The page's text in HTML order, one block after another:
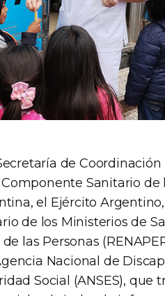
de
Sanitario de
el Ejército
de los Ministerios de
las Personas
Nacional de
Social (ANSES), que